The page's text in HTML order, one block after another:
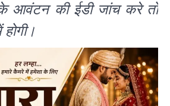
आवंटन की ईडी जांच करे तो